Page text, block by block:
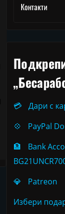
Контакти
💳
Дари с
💠
PayPal
🏦
Bank
💎
Patreon
Избери